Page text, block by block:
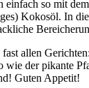
einfach so mit
Kokosöl. In
allen
der pikante
Guten Appetit!